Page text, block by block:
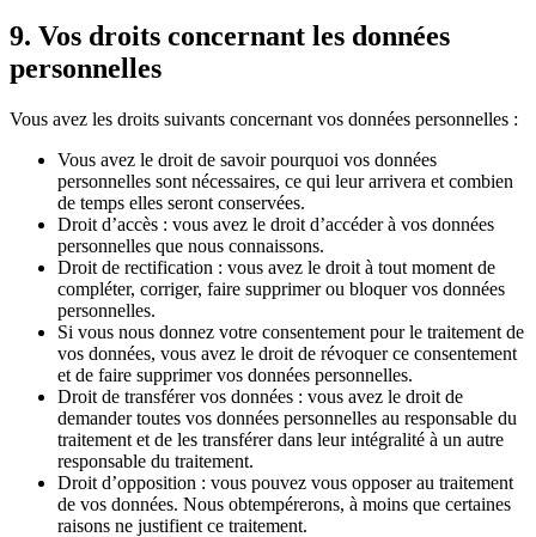
9. Vos droits concernant les données
personnelles
Vous avez les droits suivants concernant vos données personnelles :
Vous avez le droit de savoir pourquoi vos données
personnelles sont nécessaires, ce qui leur arrivera et combien
de temps elles seront conservées.
Droit d’accès : vous avez le droit d’accéder à vos données
personnelles que nous connaissons.
Droit de rectification : vous avez le droit à tout moment de
compléter, corriger, faire supprimer ou bloquer vos données
personnelles.
Si vous nous donnez votre consentement pour le traitement de
vos données, vous avez le droit de révoquer ce consentement
et de faire supprimer vos données personnelles.
Droit de transférer vos données : vous avez le droit de
demander toutes vos données personnelles au responsable du
traitement et de les transférer dans leur intégralité à un autre
responsable du traitement.
Droit d’opposition : vous pouvez vous opposer au traitement
de vos données. Nous obtempérerons, à moins que certaines
raisons ne justifient ce traitement.